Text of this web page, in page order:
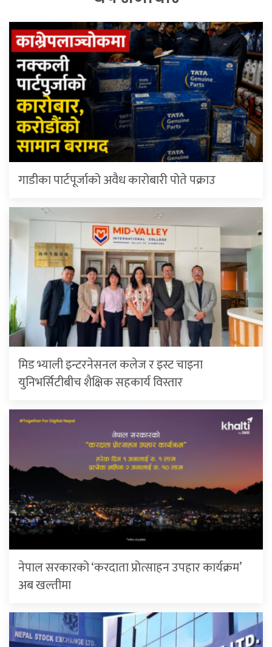
गाडीका पार्टपूर्जाको अवैध कारोबारी पोते प‌क्राउ
मिड भ्याली इन्टरनेसनल कलेज र इस्ट चाइना
युनिभर्सिटीबीच शैक्षिक सहकार्य विस्तार
नेपाल सरकारको ‘करदाता प्रोत्साहन उपहार कार्यक्रम’
अब खल्तीमा